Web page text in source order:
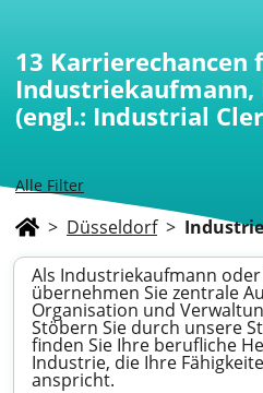
Alle Filter
13 Karrierechancen
(engl.: Industrial
> Düsseldorf >
Als Industriekaufmann
übernehmen Sie zentrale
Organisation und
Stöbern Sie durch unsere
finden Sie Ihre berufliche
Industrie, die Ihre
anspricht.